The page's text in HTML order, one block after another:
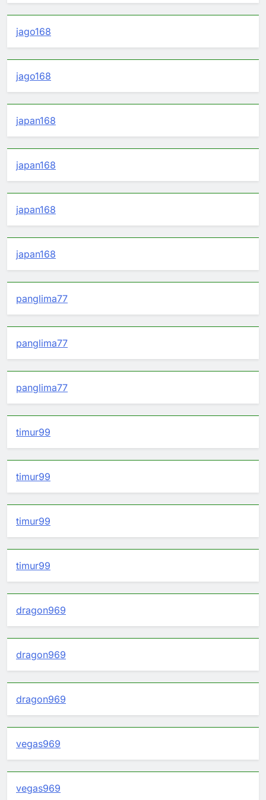
jago168
jago168
japan168
japan168
japan168
japan168
panglima77
panglima77
panglima77
timur99
timur99
timur99
timur99
dragon969
dragon969
dragon969
vegas969
vegas969